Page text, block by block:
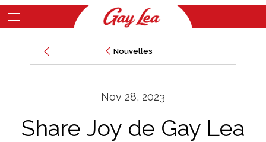
Skip
to
Nouvelles
Nouvelles
Nov 28, 2023
Share Joy de Gay Lea